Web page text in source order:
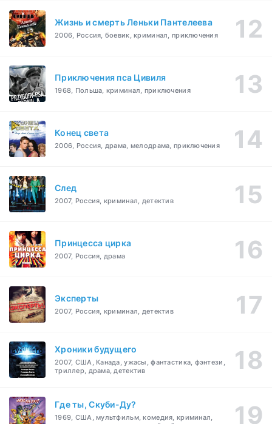
Жизнь и смерть Леньки Пантелеева
2006, Россия, боевик, криминал, приключения
Приключения пса Цивиля
1968, Польша, криминал, приключения
Конец света
2006, Россия, драма, мелодрама, приключения
След
2007, Россия, криминал, детектив
Принцесса цирка
2007, Россия, драма
Эксперты
2007, Россия, криминал, детектив
Хроники будущего
2007, США, Канада, ужасы, фантастика, фэнтези,
триллер, драма, детектив
Где ты, Скуби-Ду?
1969, США, мультфильм, комедия, криминал,